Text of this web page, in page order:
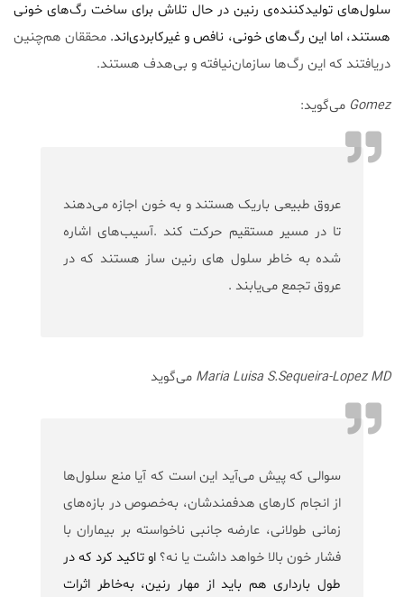
سلول‌های تولیدکننده‌‌ی رنین در حال تلاش برای ساخت رگ‌های خونی
هستند، اما این رگ‌های خونی، نافص و غیرکابردی‌اند. محققان هم‌چنین
دریافتند که این رگ‌ها سازمان‌نیافته و بی‌هدف هستند.
Gomez می‌گوید:
عروق طبیعی باریک هستند و به خون اجازه می‌دهند
تا در مسیر مستقیم حرکت کند .آسیب‌های اشاره
شده به خاطر سلول های رنین ساز هستند که در
عروق تجمع می‌یابند .
Maria Luisa S.Sequeira-Lopez MD می‌گوید
سوالی که پیش می‌آید این است که آیا منع سلول‌ها
از انجام کارهای هدفمندشان، به‌خصوص در بازه‌های
زمانی طولانی، عارضه جانبی ناخواسته بر بیماران با
فشار خون بالا خواهد داشت یا نه؟او تاکید کرد که در
طول بارداری هم باید از مهار رنین، به‌خاطر اثرات